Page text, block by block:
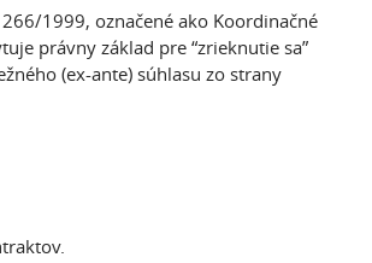
1999, označené ako Koordinačné
právny základ pre “zrieknutie sa”
(ex-ante) súhlasu zo strany